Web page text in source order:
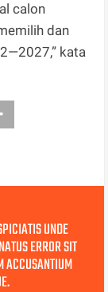
calon
dan
kata
UNDE
ERROR SIT
ACCUSANTIUM